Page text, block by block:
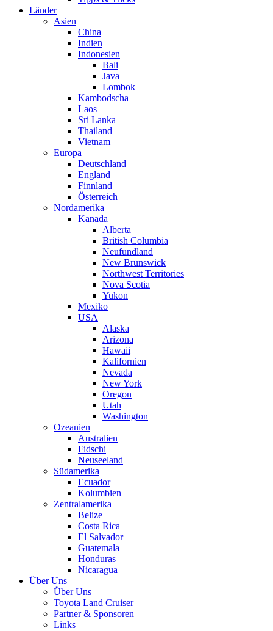
Länder
Asien
China
Indien
Indonesien
Bali
Java
Lombok
Kambodscha
Laos
Sri Lanka
Thailand
Vietnam
Europa
Deutschland
England
Finnland
Österreich
Nordamerika
Kanada
Alberta
British Columbia
Neufundland
New Brunswick
Northwest Territories
Nova Scotia
Yukon
Mexiko
USA
Alaska
Arizona
Hawaii
Kalifornien
Nevada
New York
Oregon
Utah
Washington
Ozeanien
Australien
Fidschi
Neuseeland
Südamerika
Ecuador
Kolumbien
Zentralamerika
Belize
Costa Rica
El Salvador
Guatemala
Honduras
Nicaragua
Über Uns
Über Uns
Toyota Land Cruiser
Partner & Sponsoren
Links